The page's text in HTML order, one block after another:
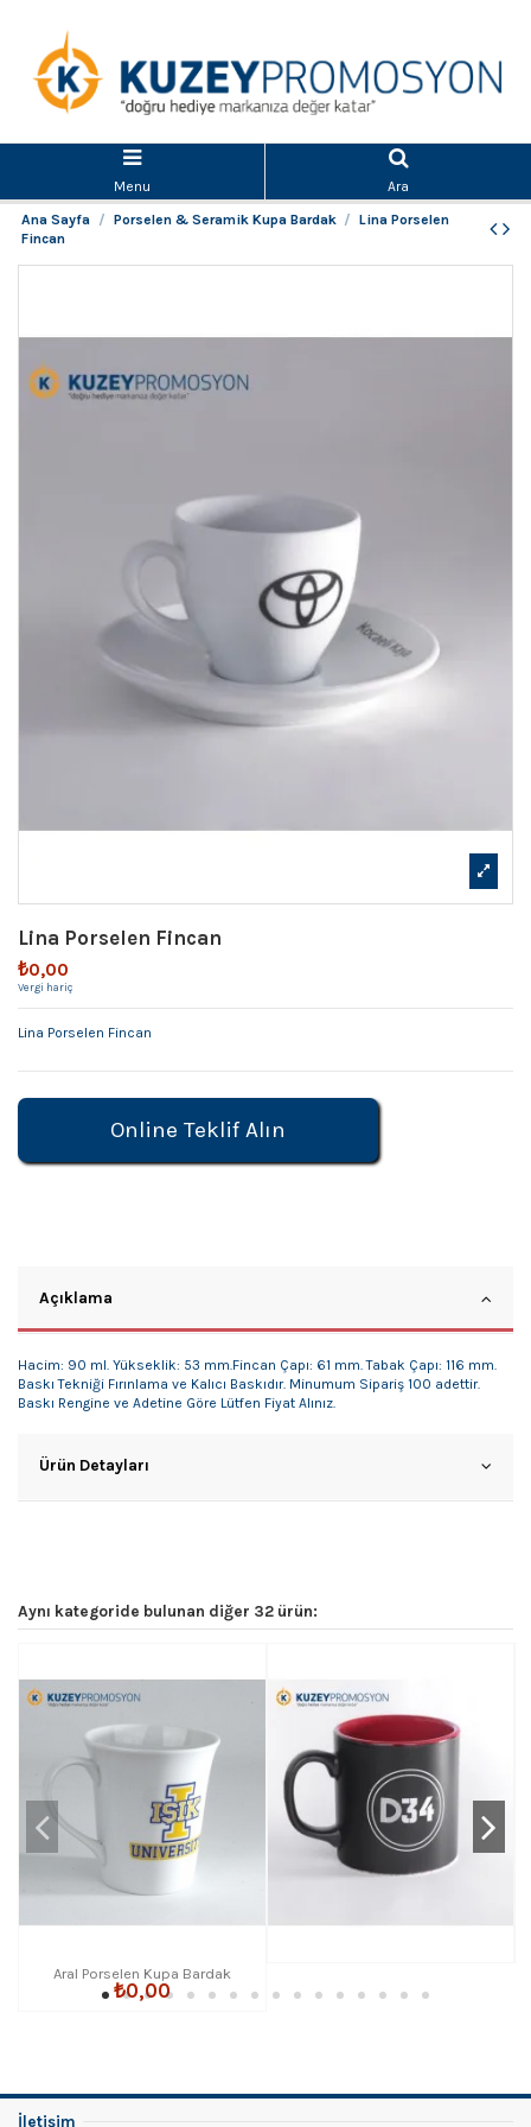
Menu
Ara
Ana Sayfa
Porselen & Seramik Kupa Bardak
Lina Porselen
Fincan
Lina Porselen Fincan
₺0,00
Vergi hariç
Lina Porselen Fincan
Online Teklif Alın
Açıklama
Hacim: 90 ml. Yükseklik: 53 mm.Fincan Çapı: 61 mm. Tabak Çapı: 116 mm.
Baskı Tekniği Fırınlama ve Kalıcı Baskıdır. Minumum Sipariş 100 adettir.
Baskı Rengine ve Adetine Göre Lütfen Fiyat Alınız.
Ürün Detayları
Aynı kategoride bulunan diğer 32 ürün:
Aral Porselen Kupa Bardak
₺0,00
İletişim